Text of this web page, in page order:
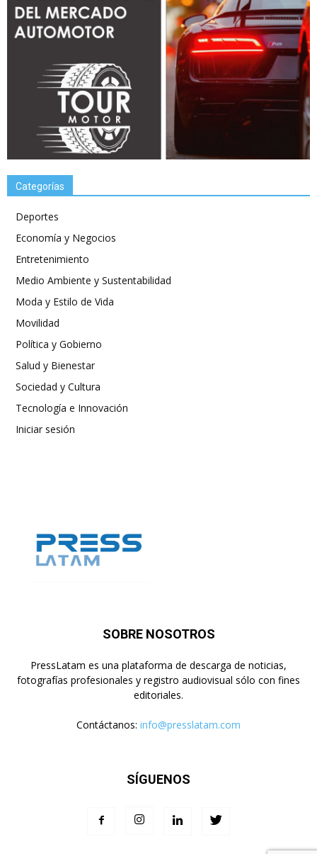
Categorías
Deportes
Economía y Negocios
Entretenimiento
Medio Ambiente y Sustentabilidad
Moda y Estilo de Vida
Movilidad
Política y Gobierno
Salud y Bienestar
Sociedad y Cultura
Tecnología e Innovación
Iniciar sesión
SOBRE NOSOTROS
PressLatam es una plataforma de descarga de noticias,
fotografías profesionales y registro audiovisual sólo con fines
editoriales.
Contáctanos: info@presslatam.com
SÍGUENOS